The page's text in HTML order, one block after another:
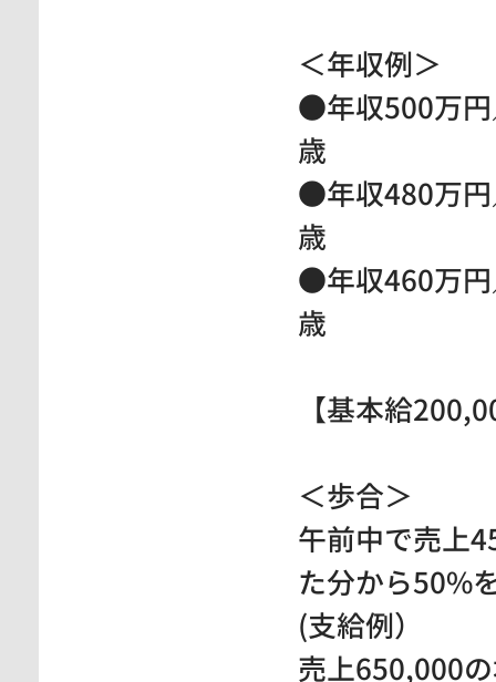
＜年収例＞
●年収500万
歳
●年収480万
歳
●年収460万
歳
【基本給
＜歩合＞
午前中で売上
た分から50%
(支給例）
売上650,000